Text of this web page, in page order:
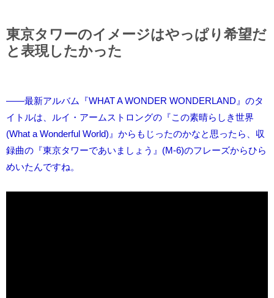
東京タワーのイメージはやっぱり希望だ
と表現したかった
――最新アルバム『WHAT A WONDER WONDERLAND』のタ
イトルは、ルイ・アームストロングの『この素晴らしき世界
(What a Wonderful World)』からもじったのかなと思ったら、収
録曲の『東京タワーであいましょう』(M-6)のフレーズからひら
めいたんですね。